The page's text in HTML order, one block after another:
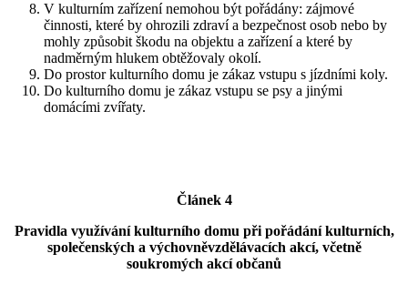
V kulturním zařízení nemohou být pořádány: zájmové
činnosti, které by ohrozili zdraví a bezpečnost osob nebo by
mohly způsobit škodu na objektu a zařízení a které by
nadměrným hlukem obtěžovaly okolí.
Do prostor kulturního domu je zákaz vstupu s jízdními koly.
Do kulturního domu je zákaz vstupu se psy a jinými
domácími zvířaty.
Článek 4
Pravidla využívání kulturního domu při pořádání kulturních,
společenských a výchovněvzdělávacích akcí, včetně
soukromých akcí občanů